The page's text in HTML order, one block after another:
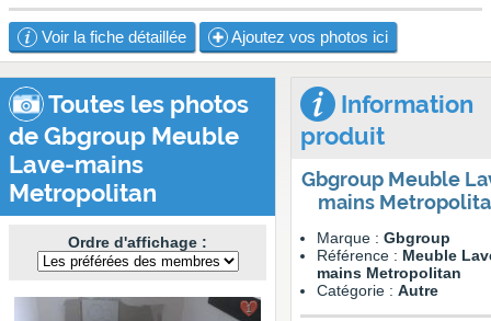
Voir la fiche détaillée Ajoutez vos photos ici
Toutes les photos
de Gbgroup Meuble
Lave-mains
Metropolitan
Ordre d'affichage :
1
Information
produit
Gbgroup Meuble
mains
Marque : Gbgroup
Référence : Meuble
mains Metropolitan
Catégorie : Autre